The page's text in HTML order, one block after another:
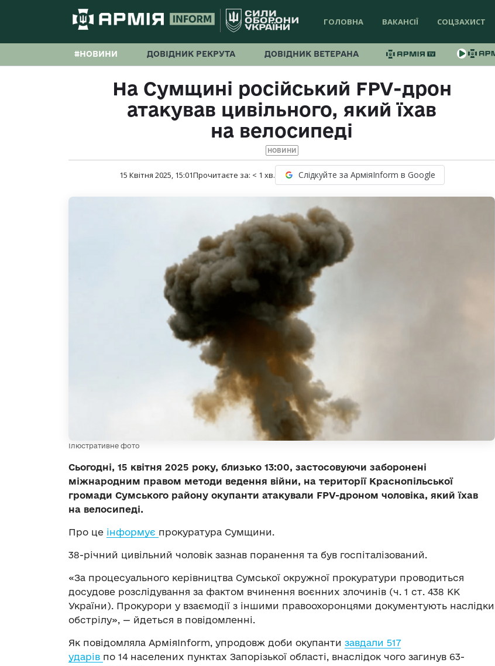
ГОЛОВНА ВАКАНСІЇ СОЦЗАХИСТ
#НОВИНИ ДОВІДНИК РЕКРУТА ДОВІДНИК ВЕТЕРАНА
На Сумщині російський FPV-дрон
атакував цивільного, який їхав
на велосипеді
НОВИНИ
15 Квітня 2025, 15:01Прочитаєте за: < 1 хв. Слідкуйте за АрміяInform в Google
Ілюстративне фото
Сьогодні, 15 квітня 2025 року, близько 13:00, застосовуючи заборонені
міжнародним правом методи ведення війни, на території Краснопільської
громади Сумського району окупанти атакували FPV-дроном чоловіка, який їхав
на велосипеді.
Про це інформує прокуратура Сумщини.
38-річний цивільний чоловік зазнав поранення та був госпіталізований.
«За процесуального керівництва Сумської окружної прокуратури проводиться
досудове розслідування за фактом вчинення воєнних злочинів (ч. 1 ст. 438 КК
України). Прокурори у взаємодії з іншими правоохоронцями документують наслідки
обстрілу», — йдеться в повідомленні.
Як повідомляла АрміяInform, упродовж доби окупанти завдали 517
ударів по 14 населених пунктах Запорізької області, внаслідок чого загинув 63-